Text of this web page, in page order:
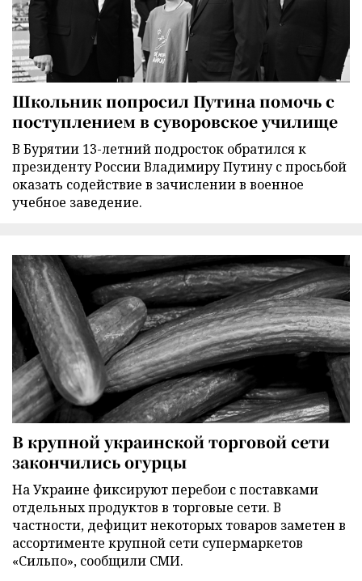
Школьник попросил Путина помочь с
поступлением в суворовское училище
В Бурятии 13-летний подросток обратился к
президенту России Владимиру Путину с просьбой
оказать содействие в зачислении в военное
учебное заведение.
В крупной украинской торговой сети
закончились огурцы
На Украине фиксируют перебои с поставками
отдельных продуктов в торговые сети. В
частности, дефицит некоторых товаров заметен в
ассортименте крупной сети супермаркетов
«Сильпо», сообщили СМИ.